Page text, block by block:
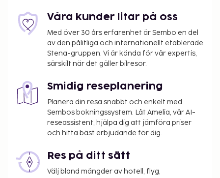
Våra kunder litar på oss
Med över 30 års erfarenhet är Sembo en del
av den pålitliga och internationellt etablerade
Stena-gruppen. Vi är kända för vår expertis,
särskilt när det gäller bilresor.
Smidig reseplanering
Planera din resa snabbt och enkelt med
Sembos bokningssystem. Låt Amelia, vår AI-
reseassistent, hjälpa dig att jämföra priser
och hitta bäst erbjudande för dig.
Res på ditt sätt
Välj bland mängder av hotell, flyg,